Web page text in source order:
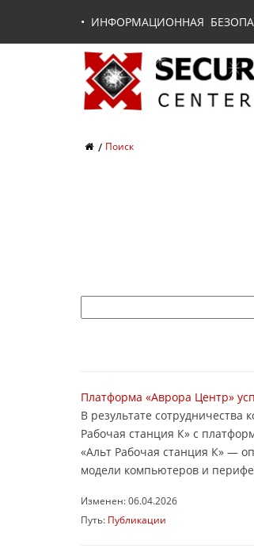
• ИНФОРМАЦИОННАЯ
Поиск
Платформа «Аврора Центр»
В результате
Рабочая станция К» с
«Альт Рабочая станция К» —
модели компьютеров и
Изменен: 06.04.2026
Путь: Публикации